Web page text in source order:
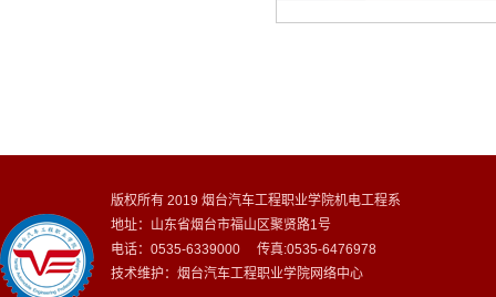
版权所有 2019 烟台汽车工程职业学院机电工程系
地址：山东省烟台市福山区聚贤路1号
电话：0535-6339000 传真:0535-6476978
技术维护：烟台汽车工程职业学院网络中心